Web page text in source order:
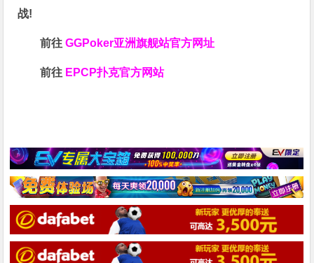
战!
前往GGPoker亚洲旗舰站官方网址
前往 EPCP扑克官方网站